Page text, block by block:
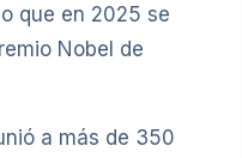
que en 2025 se
Nobel de
a más de 350